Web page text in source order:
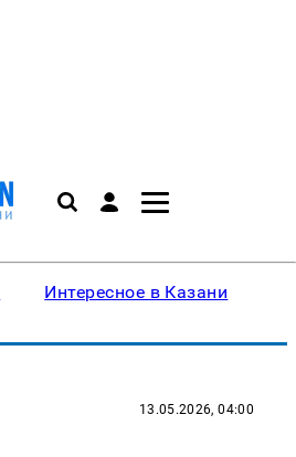
Интересное в Казани
13.05.2026, 04:00